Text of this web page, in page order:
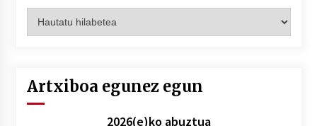
hilez
Artxiboa egunez egun
2026(e)ko abuztua